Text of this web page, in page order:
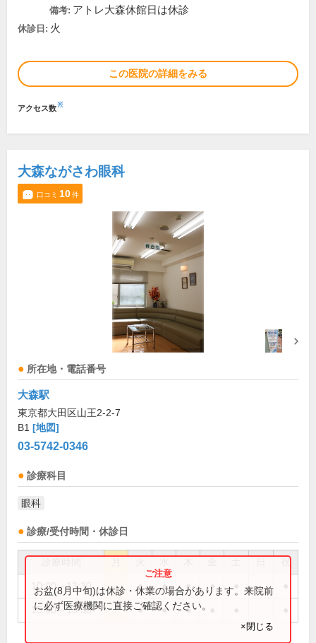
備考: アトレ大森休館日は休診
休診日: 火
この医院の詳細をみる
アクセス数※
大森ながさわ眼科
口コミ 10件
所在地・電話番号
大森駅
東京都大田区山王2-2-7
B1 [地図]
03-5742-0346
診療科目
眼科
診療/受付時間・休診日
祝
10:00～13:30 ● ● ● ●
15:00～18:30 ● ● ●
お盆(8月中旬)は休診・休業の場合があります。来院前
に必ず医療機関に直接ご確認ください。
×閉じる